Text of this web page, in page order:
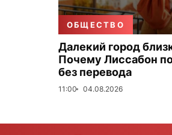
ОБЩЕСТВО
Далекий город
Почему Лиссабон
без перевода
11:00 04.08.2026